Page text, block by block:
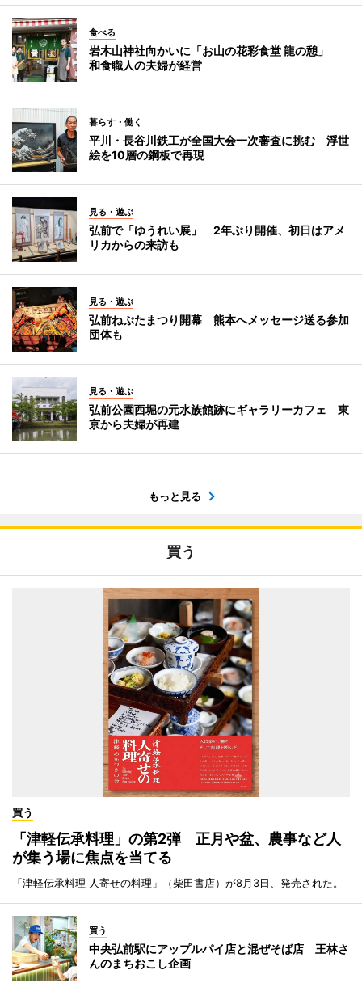
食べる
岩木山神社向かいに「お山の花彩食堂 龍の憩」
和食職人の夫婦が経営
暮らす・働く
平川・長谷川鉄工が全国大会一次審査に挑む 浮世
絵を10層の鋼板で再現
見る・遊ぶ
弘前で「ゆうれい展」 2年ぶり開催、初日はアメ
リカからの来訪も
見る・遊ぶ
弘前ねぷたまつり開幕 熊本へメッセージ送る参加
団体も
見る・遊ぶ
弘前公園西堀の元水族館跡にギャラリーカフェ 東
京から夫婦が再建
もっと見る
買う
買う
「津軽伝承料理」の第2弾 正月や盆、農事など人
が集う場に焦点を当てる
「津軽伝承料理 人寄せの料理」（柴田書店）が8月3日、発売された。
買う
中央弘前駅にアップルパイ店と混ぜそば店 王林さ
んのまちおこし企画